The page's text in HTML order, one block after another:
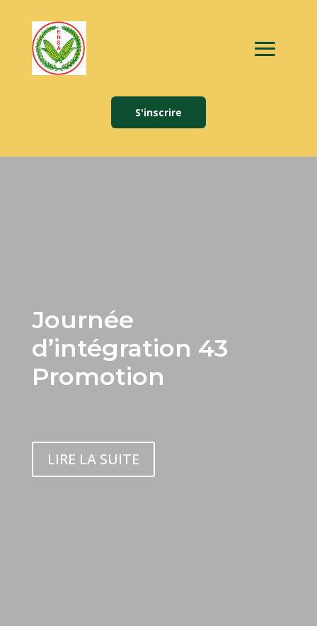
S'inscrire
Journée
d’intégration 43
Promotion
LIRE LA SUITE